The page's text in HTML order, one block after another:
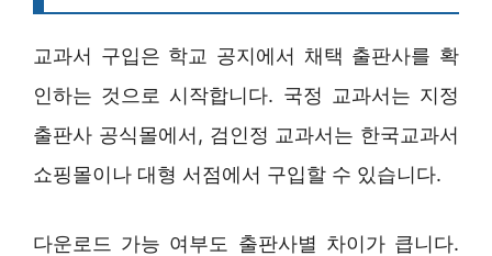
교과서 구입은 학교 공지에서 채택 출판사를 확
인하는 것으로 시작합니다. 국정 교과서는 지정
출판사 공식몰에서, 검인정 교과서는 한국교과서
쇼핑몰이나 대형 서점에서 구입할 수 있습니다.
다운로드 가능 여부도 출판사별 차이가 큽니다.